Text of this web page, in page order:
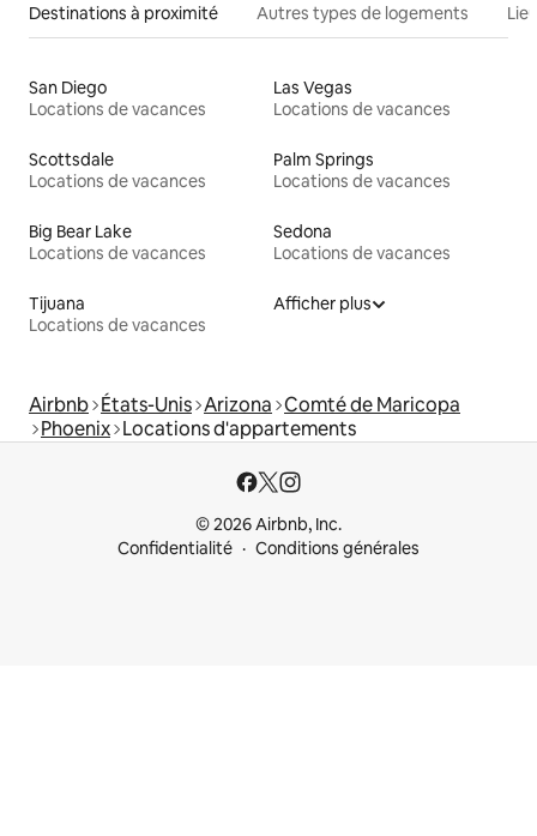
Destinations à proximité Autres types de logements
San Diego
Locations de vacances
Las Vegas
Locations de vacances
Scottsdale
Locations de vacances
Palm Springs
Locations de vacances
Big Bear Lake
Locations de vacances
Sedona
Locations de vacances
Tijuana
Locations de vacances
Afficher plus
Airbnb États-Unis Arizona Comté de Maricopa
Phoenix Locations d'appartements
© 2026 Airbnb, Inc.
Confidentialité
Conditions générales